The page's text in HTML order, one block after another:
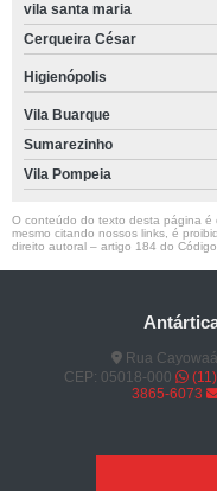
vila santa maria
Cerqueira César
Higienópolis
Vila Buarque
Sumarezinho
Vila Pompeia
O conteúdo do texto desta página é
mesmo citando nossos links, é
direito autoral – artigo 184 do
Rua
CEP: 05018-000
3865-6073